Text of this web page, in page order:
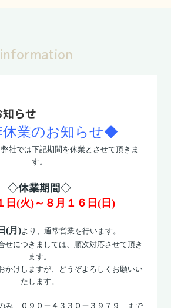
information
らせ
業のお知らせ◆
社では下記期間を休業とさせて頂きま
す。
◇休業期間◇
日(火)～８月１６日(日)
(月)より、通常営業を行います。
せにつきましては、順次対応させて頂き
ます。
かけしますが、どうぞよろしくお願いい
たします。
み ０９０－４３３０－３９７９
まで